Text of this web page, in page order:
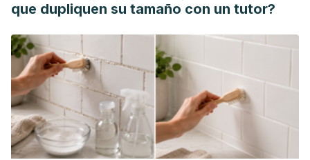
que dupliquen su tamaño con un tutor?